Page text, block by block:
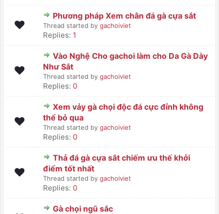
Phương pháp Xem chân đá gà cựa sắt
Thread started by gachoiviet
Replies: 1
Vào Nghệ Cho gachoi làm cho Da Gà Dày
Như Sắt
Thread started by gachoiviet
Replies: 0
Xem vảy gà chọi độc đá cực đỉnh không
thể bỏ qua
Thread started by gachoiviet
Replies: 0
Thả đá gà cựa sắt chiếm ưu thế khởi
điểm tốt nhất
Thread started by gachoiviet
Replies: 0
Gà chọi ngũ sắc